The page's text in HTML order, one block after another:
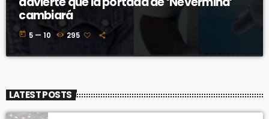
cambiará
today 5 — 10 295
LATEST POSTS